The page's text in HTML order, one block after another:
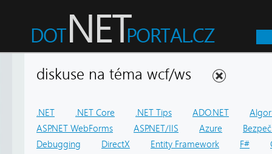
diskuse na téma wcf/ws
.NET .NET Core .NET Tips ADO.NET
ASP.NET WebForms
ASP.NET/IIS Azure
Debugging
DirectX Entity Framework F#